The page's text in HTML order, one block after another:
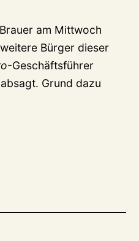
am Mittwoch
Bürger dieser
-Geschäftsführer
Grund dazu